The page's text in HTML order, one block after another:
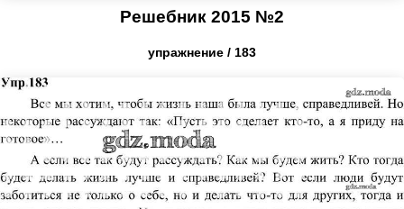
Решебник 2015 №2
упражнение / 183